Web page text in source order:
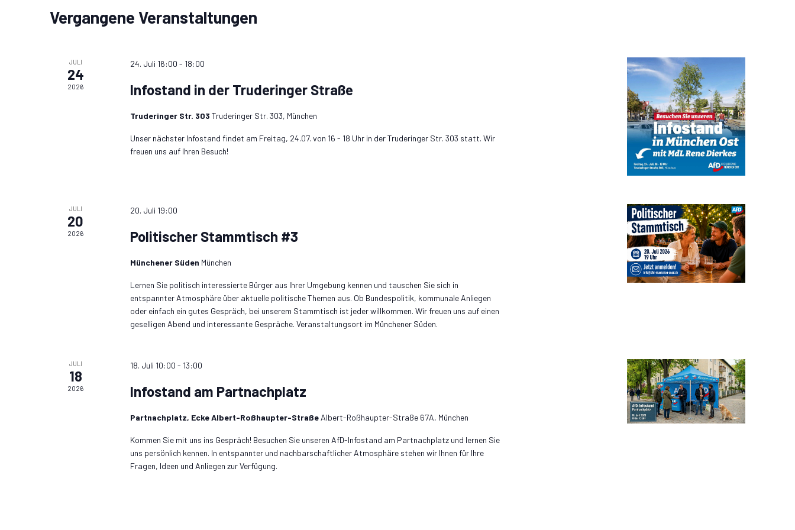
Vergangene Veranstaltungen
JULI
24
2026
24. Juli 16:00 - 18:00
Infostand in der Truderinger Straße
Truderinger Str. 303 Truderinger Str. 303, München
Unser nächster Infostand findet am Freitag, 24.07. von 16 - 18 Uhr in der Truderinger Str. 303 statt. Wir
freuen uns auf Ihren Besuch!
JULI
20
2026
20. Juli 19:00
Politischer Stammtisch #3
Münchener Süden München
Lernen Sie politisch interessierte Bürger aus Ihrer Umgebung kennen und tauschen Sie sich in
entspannter Atmosphäre über aktuelle politische Themen aus. Ob Bundespolitik, kommunale Anliegen
oder einfach ein gutes Gespräch, bei unserem Stammtisch ist jeder willkommen. Wir freuen uns auf einen
geselligen Abend und interessante Gespräche. Veranstaltungsort im Münchener Süden.
JULI
18
2026
18. Juli 10:00 - 13:00
Infostand am Partnachplatz
Partnachplatz, Ecke Albert-Roßhaupter-Straße Albert-Roßhaupter-Straße 67A, München
Kommen Sie mit uns ins Gespräch! Besuchen Sie unseren AfD-Infostand am Partnachplatz und lernen Sie
uns persönlich kennen. In entspannter und nachbarschaftlicher Atmosphäre stehen wir Ihnen für Ihre
Fragen, Ideen und Anliegen zur Verfügung.